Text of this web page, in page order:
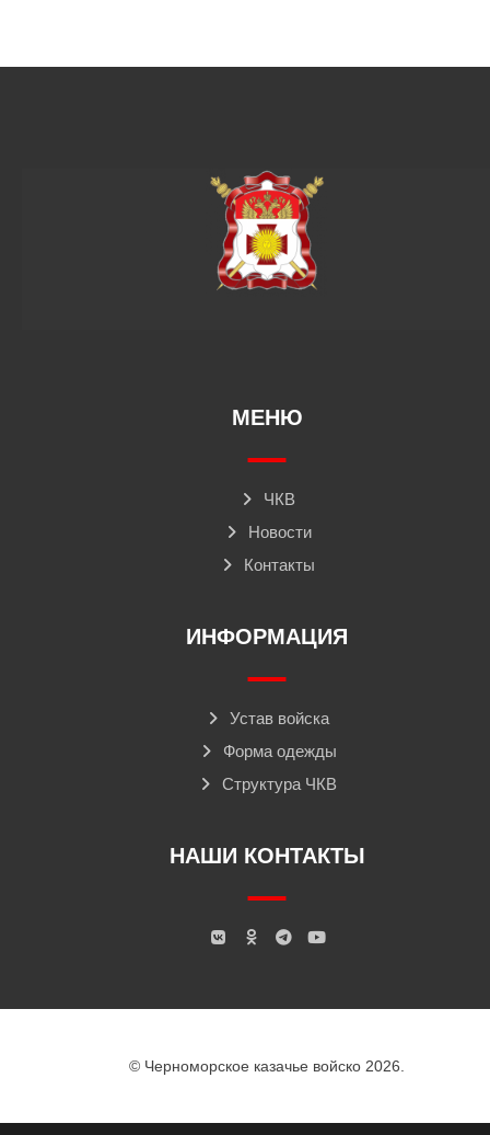
МЕНЮ
ЧКВ
Новости
Контакты
ИНФОРМАЦИЯ
Устав войска
Форма одежды
Структура ЧКВ
НАШИ КОНТАКТЫ
© Черноморское казачье войско 2026.